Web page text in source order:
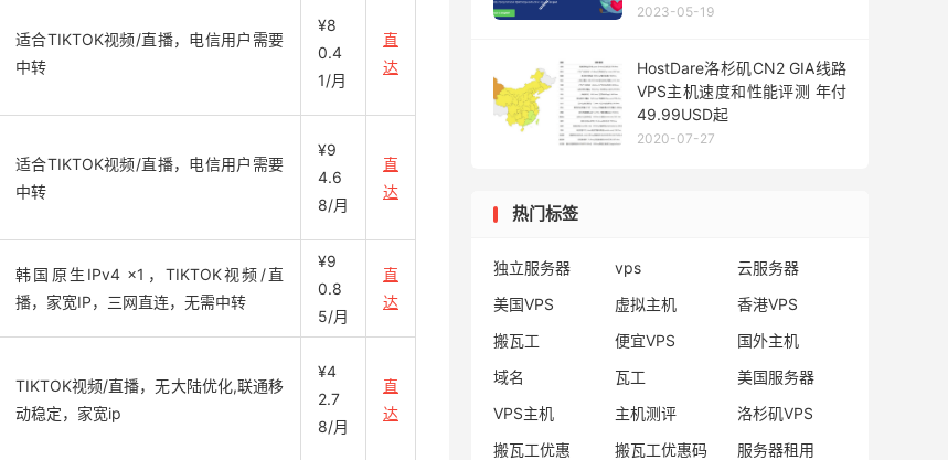
适合TIKTOK视频/直播，电信用户需要
中转
¥8
0.4
1/月
直
达
适合TIKTOK视频/直播，电信用户需要
中转
¥9
4.6
8/月
直
达
韩国原生IPv4 x1，TIKTOK视频/直
播，家宽IP，三网直连，无需中转
¥9
0.8
5/月
直
达
TIKTOK视频/直播，无大陆优化,联通移
动稳定，家宽ip
¥4
2.7
8/月
直
达
付€4.77起
2023-05-19
HostDare洛杉矶CN2 GIA线路
VPS主机速度和性能评测 年付
49.99USD起
2020-07-27
热门标签
独立服务器 vps
云服务器
美国VPS
虚拟主机
香港VPS
搬瓦工
便宜VPS
国外主机
域名
瓦工
美国服务器
VPS主机
主机测评
洛杉矶VPS
搬瓦工优惠
搬瓦工优惠码
服务器租用